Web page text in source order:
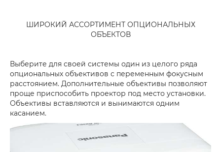
ШИРОКИЙ АССОРТИМЕНТ ОПЦИОНАЛЬНЫХ
ОБЪЕКТОВ
Выберите для своей системы один из целого ряда
опциональных объективов с переменным фокусным
расстоянием. Дополнительные объективы позволяют
проще приспособить проектор под место установки.
Объективы вставляются и вынимаются одним
касанием.